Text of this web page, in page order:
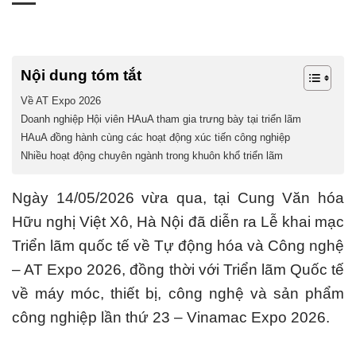
Nội dung tóm tắt
Về AT Expo 2026
Doanh nghiệp Hội viên HAuA tham gia trưng bày tại triển lãm
HAuA đồng hành cùng các hoạt động xúc tiến công nghiệp
Nhiều hoạt động chuyên ngành trong khuôn khổ triển lãm
Ngày 14/05/2026 vừa qua, tại Cung Văn hóa
Hữu nghị Việt Xô, Hà Nội đã diễn ra Lễ khai mạc
Triển lãm quốc tế về Tự động hóa và Công nghệ
– AT Expo 2026, đồng thời với Triển lãm Quốc tế
về máy móc, thiết bị, công nghệ và sản phẩm
công nghiệp lần thứ 23 – Vinamac Expo 2026.